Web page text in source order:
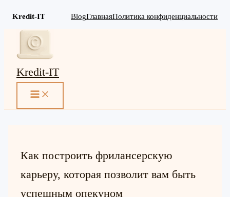
Kredit-IT BlogГлавнаяПолитика конфиденциальности
Перейти
содержимому
Kredit-IT
MAIN
Как построить фрилансерскую
карьеру, которая позволит вам быть
успешным опекуном